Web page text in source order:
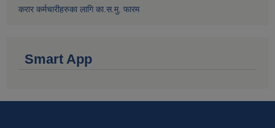
करार कर्मचारीहरुका लागि का.स.मु. फारम
Smart App